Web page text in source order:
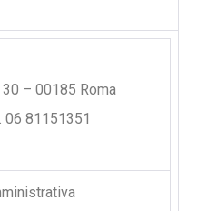
30 – 00185 Roma
06 81151351